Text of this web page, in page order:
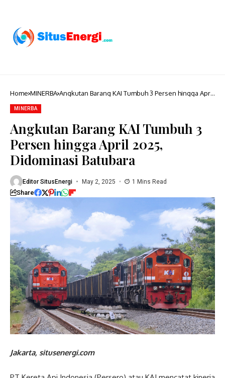
Home MINERBA Angkutan Barang KAI Tumbuh 3 Persen hingga April
MINERBA
Angkutan Barang KAI Tumbuh 3
Persen hingga April 2025,
Didominasi Batubara
Editor SitusEnergi May 2, 2025 1 Mins Read
Share
Jakarta, situsenergi.com